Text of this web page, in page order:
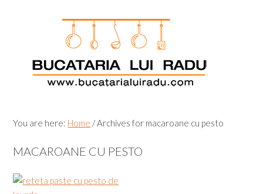
You are here: Home /Archives for macaroane cu pesto
MACAROANE CU PESTO